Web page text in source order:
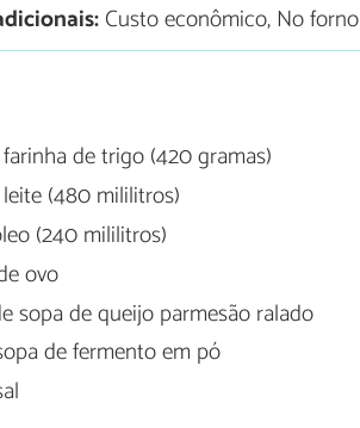
Custo econômico, No forno
de trigo (420 gramas)
(480 mililitros)
(240 mililitros)
ovo
sopa de queijo parmesão ralado
de fermento em pó